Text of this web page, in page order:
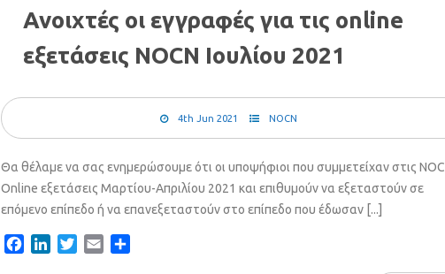
Ανοιχτές οι εγγραφές για τις online
εξετάσεις NOCN Ιουλίου 2021
4th Jun 2021 NOCN
Θα θέλαμε να σας ενημερώσουμε ότι οι υποψήφιοι που συμμετείχαν στις
Online εξετάσεις Μαρτίου-Απριλίου 2021 και επιθυμούν να εξεταστούν σε
επόμενο επίπεδο ή να επανεξεταστούν στο επίπεδο που έδωσαν [...]
FacebookLinkedInTwitterEmail